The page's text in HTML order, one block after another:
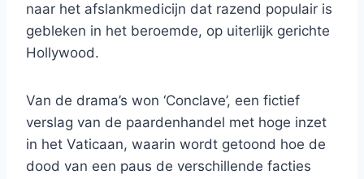
naar het afslankmedicijn dat razend populair is
gebleken in het beroemde, op uiterlijk gerichte
Hollywood.
Van de drama’s won ‘Conclave’, een fictief
verslag van de paardenhandel met hoge inzet
in het Vaticaan, waarin wordt getoond hoe de
dood van een paus de verschillende facties